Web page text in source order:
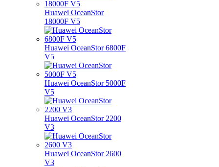
Huawei OceanStor
18000F V5
Huawei OceanStor 6800F
V5
Huawei OceanStor 5000F
V5
Huawei OceanStor 2200
V3
Huawei OceanStor 2600
V3